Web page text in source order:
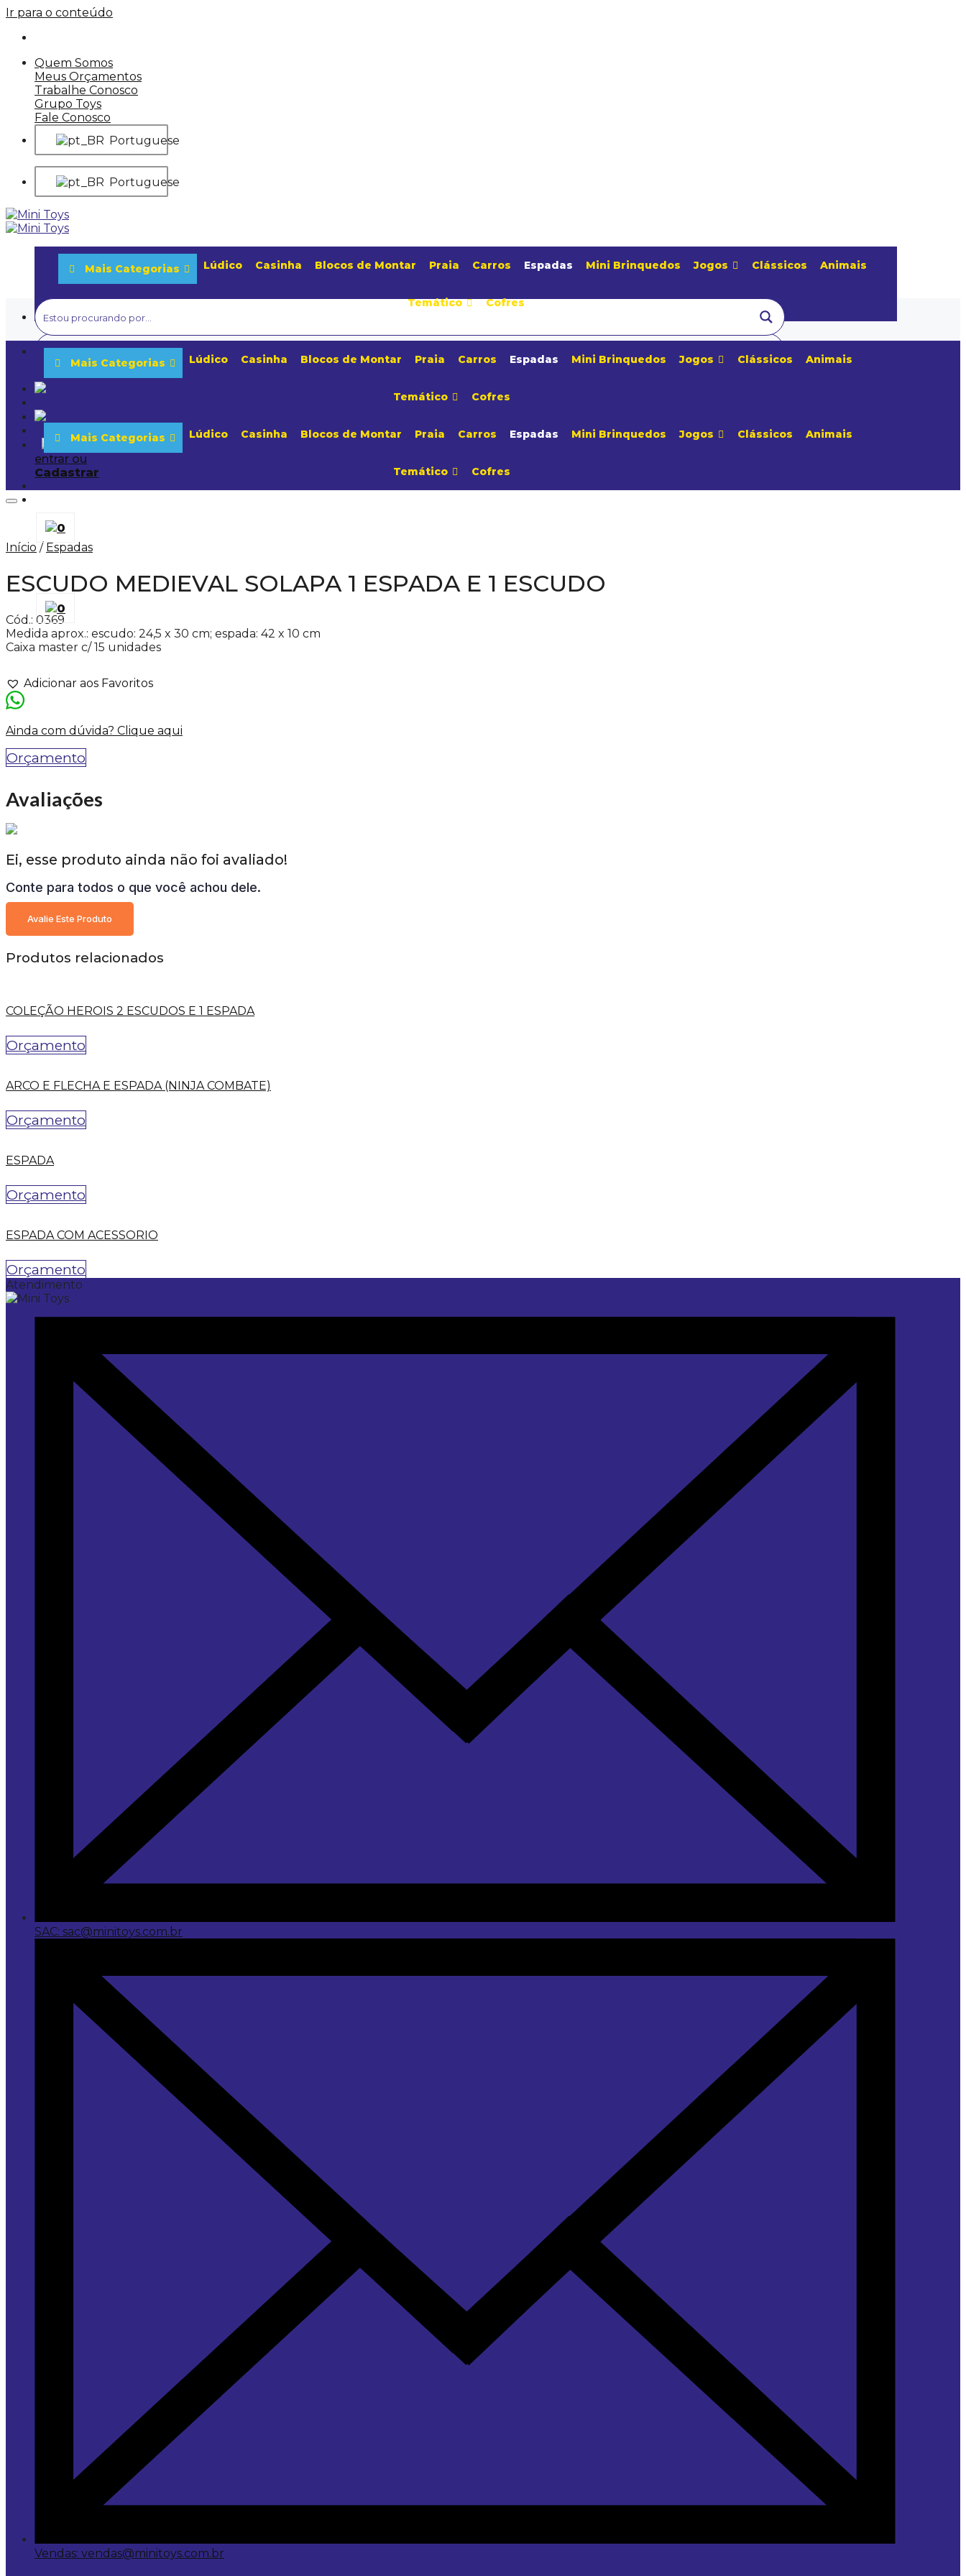
Ir para o conteúdo
Quem Somos
Meus Orçamentos
Trabalhe Conosco
Grupo Toys
Fale Conosco
Portuguese
Portuguese
Mais Categorias Lúdico Casinha Blocos de Montar Praia Carros Espadas Mini Brinquedos Jogos Clássicos Animais
Temático Cofres
entrar ou
Cadastrar
0
0
Mais Categorias Lúdico Casinha Blocos de Montar Praia Carros Espadas Mini Brinquedos Jogos Clássicos Animais
Temático Cofres
Mais Categorias Lúdico Casinha Blocos de Montar Praia Carros Espadas Mini Brinquedos Jogos Clássicos Animais
Temático Cofres
Início / Espadas
ESCUDO MEDIEVAL SOLAPA 1 ESPADA E 1 ESCUDO
Cód.: 0369
Medida aprox.: escudo: 24,5 x 30 cm; espada: 42 x 10 cm
Caixa master c/ 15 unidades
Adicionar aos Favoritos
Ainda com dúvida? Clique aqui
Orçamento
Avaliações
Ei, esse produto ainda não foi avaliado!
Conte para todos o que você achou dele.
Avalie Este Produto
Produtos relacionados
COLEÇÃO HEROIS 2 ESCUDOS E 1 ESPADA
Orçamento
ARCO E FLECHA E ESPADA (NINJA COMBATE)
Orçamento
ESPADA
Orçamento
ESPADA COM ACESSORIO
Orçamento
Atendimento
SAC: sac@minitoys.com.br
Vendas: vendas@minitoys.com.br